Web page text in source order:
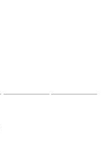
sur :
animaux
caresser et
au cœur de la